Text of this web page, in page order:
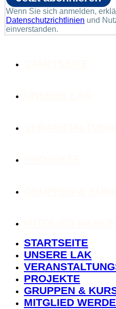
Wenn Sie sich anmelden,
Datenschutzrichtlinien und
einverstanden.
STARTSEITE
UNSERE LAK
PROJEKTE
GRUPPEN &
MITGLIED